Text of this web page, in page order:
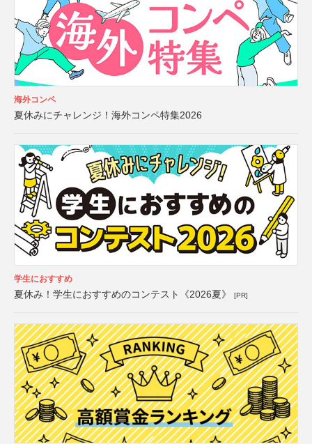
海外コンペ
夏休みにチャレンジ！海外コンペ特集2026
学生におすすめ
夏休み！学生におすすめのコンテスト《2026夏》 [PR]